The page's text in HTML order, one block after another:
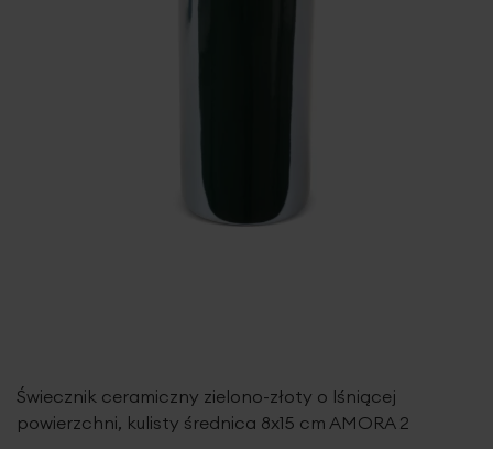
Świecznik ceramiczny zielono-złoty o lśniącej
powierzchni, kulisty średnica 8x15 cm AMORA 2